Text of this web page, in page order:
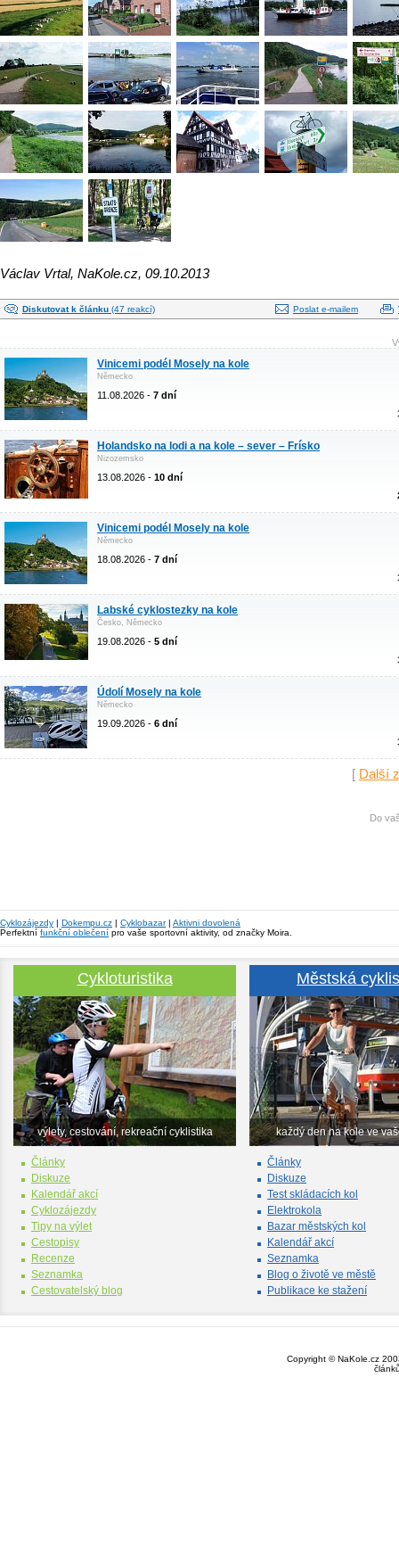
Václav Vrtal, NaKole.cz, 09.10.2013
Diskutovat k článku (47 reakcí) Poslat e-mailem
Vinicemi podél Mosely na kole
Německo
11.08.2026 - 7 dní
Holandsko na lodi a na kole – sever – Frísko
Nizozemsko
13.08.2026 - 10 dní
Vinicemi podél Mosely na kole
Německo
18.08.2026 - 7 dní
Labské cyklostezky na kole
Česko, Německo
19.08.2026 - 5 dní
Údolí Mosely na kole
Německo
19.09.2026 - 6 dní
[ Další
Do
Cyklozájezdy | Dokempu.cz | Cyklobazar| Aktivni dovolená
Perfektní funkční oblečení pro vaše sportovní aktivity, od značky Moira.
Cykloturistika
výlety, cestování, rekreační cyklistika
Články
Diskuze
Kalendář akcí
Cyklozájezdy
Tipy na výlet
Cestopisy
Recenze
Seznamka
Cestovatelský blog
Městská
každý den na kole ve
Články
Diskuze
Test skládacích kol
Elektrokola
Bazar městských kol
Kalendář akcí
Seznamka
Blog o životě ve městě
Publikace ke stažení
Copyright © NaKole.cz